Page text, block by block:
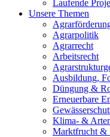
Laufende
Unsere Themen
Agrarpolitik
Agrarrecht
Arbeitsrecht
Ausbildung,
Düngung &
Erneuerbare
Klima- &
Marktfrucht &